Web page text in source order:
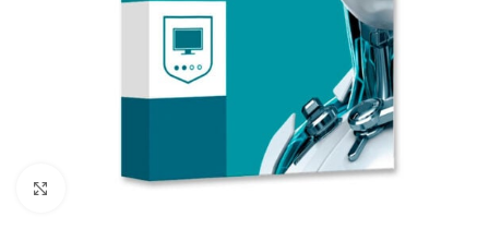
Clic para ampliar